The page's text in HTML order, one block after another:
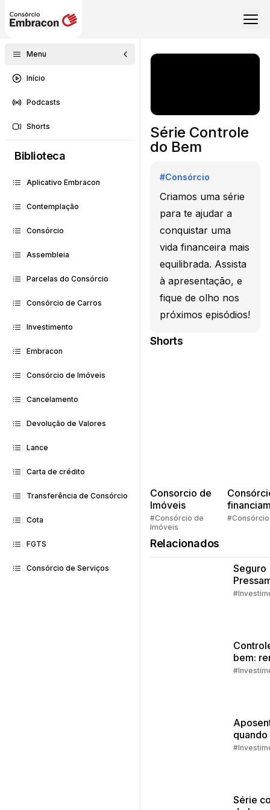
Menu
Início
Podcasts
Shorts
Biblioteca
Aplicativo Embracon
Contemplação
Consórcio
Assembleia
Parcelas do Consórcio
Consórcio de Carros
Investimento
Embracon
Consórcio de Imóveis
Cancelamento
Devolução de Valores
Lance
Carta de crédito
Transferência de Consórcio
Cota
FGTS
Consórcio de Serviços
Série Controle
do Bem
#Consórcio
Criamos uma série
para te ajudar a
conquistar uma
vida financeira mais
equilibrada. Assista
à apresentação, e
fique de olho nos
próximos episódios!
Shorts
Consorcio de
Imóveis
#Consórcio de
Imóveis
Quem
#Consórcio
Relacionados
Seguro
bem:
extra
quando
como
Série